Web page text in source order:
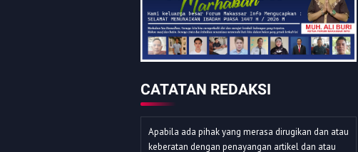
CATATAN REDAKSI
Apabila ada pihak yang merasa dirugikan dan atau
keberatan dengan penayangan artikel dan atau